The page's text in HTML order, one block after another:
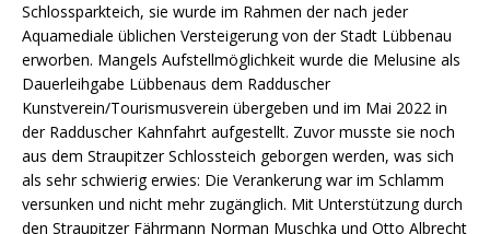
Schlossparkteich, sie wurde im Rahmen der nach jeder
Aquamediale üblichen Versteigerung von der Stadt Lübbenau
erworben. Mangels Aufstellmöglichkeit wurde die Melusine als
Dauerleihgabe Lübbenaus dem Radduscher
Kunstverein/Tourismusverein übergeben und im Mai 2022 in
der Radduscher Kahnfahrt aufgestellt. Zuvor musste sie noch
aus dem Straupitzer Schlossteich geborgen werden, was sich
als sehr schwierig erwies: Die Verankerung war im Schlamm
versunken und nicht mehr zugänglich. Mit Unterstützung durch
den Straupitzer Fährmann Norman Muschka und Otto Albrecht